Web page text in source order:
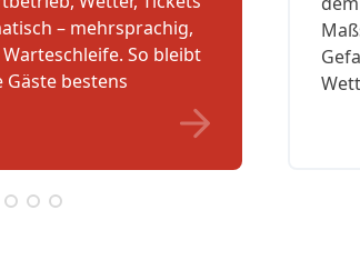
– mehrsprachig,
So bleibt
bestens